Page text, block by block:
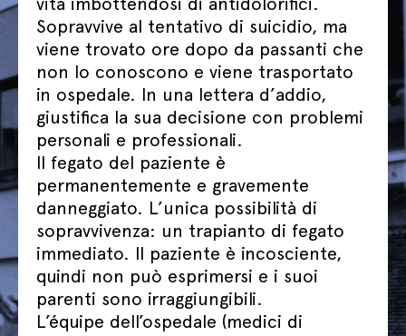
Sopravvive al tentativo di suicidio, ma
viene trovato ore dopo da passanti che
non lo conoscono e viene trasportato
in ospedale. In una lettera d’addio,
giustifica la sua decisione con problemi
personali e professionali.
Il fegato del paziente è
permanentemente e gravemente
danneggiato. L’unica possibilità di
sopravvivenza: un trapianto di fegato
immediato. Il paziente è incosciente,
quindi non può esprimersi e i suoi
parenti sono irraggiungibili.
L’équipe dell’ospedale (medici di